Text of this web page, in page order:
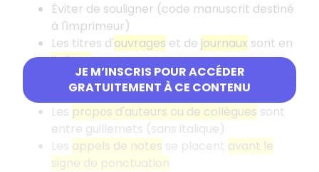
JE M’INSCRIS POUR ACCÉDER
GRATUITEMENT À CE CONTENU
Éviter de souligner (code manuscrit destiné
à l'imprimeur)
Les titres d'ouvrages et de journaux sont en
italique
Les titres d'articles de revues ou de
journauxsont entre guillemets
Les propos d'auteurs ou de collègues sont
entre guillemets (sans italique)
Les appels de notes se placent avant le
signe de ponctuation